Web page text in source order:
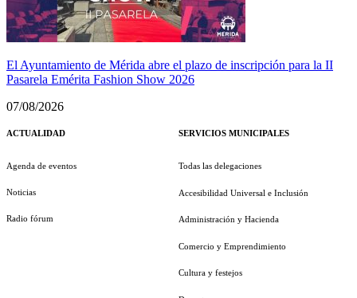
El Ayuntamiento de Mérida abre el plazo de inscripción para la II
Pasarela Emérita Fashion Show 2026
07/08/2026
ACTUALIDAD
Agenda de eventos
Noticias
Radio fórum
SERVICIOS MUNICIPALES
Todas las delegaciones
Accesibilidad Universal e Inclusión
Administración y Hacienda
Comercio y Emprendimiento
Cultura y festejos